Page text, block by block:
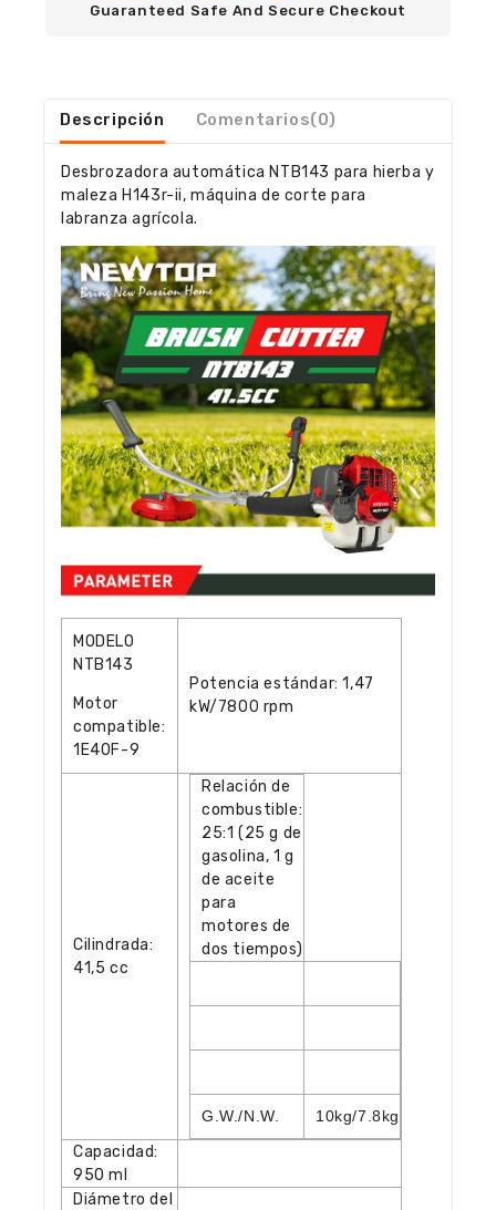
Guaranteed Safe And Secure Checkout
Descripción Comentarios(0)
Desbrozadora automática NTB143 para hierba y
maleza H143r-ii, máquina de corte para
labranza agrícola.
MODELO
NTB143
Motor
compatible:
1E40F-9
Potencia estándar: 1,47
kW/7800 rpm
Cilindrada:
41,5 cc
Relación de
combustible:
25:1 (25 g de
gasolina, 1 g
de aceite
para
motores de
dos tiempos)
G.W./N.W. 10kg/7.8kg
Capacidad:
950 ml
Diámetro del